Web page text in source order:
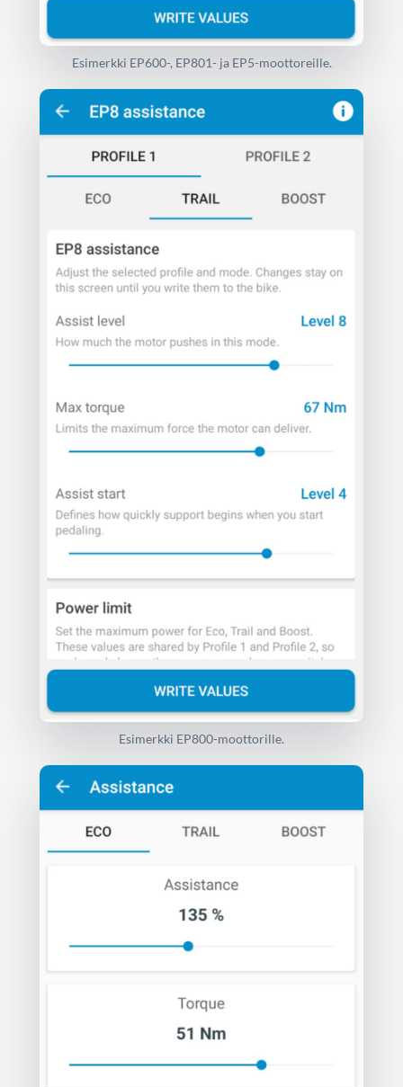
Esimerkki EP600-, EP801- ja EP5-moottoreille.
Esimerkki EP800-moottorille.